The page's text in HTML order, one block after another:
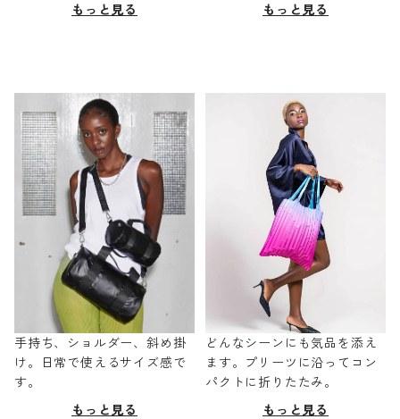
もっと見る
もっと見る
手持ち、ショルダー、斜め掛
け。日常で使えるサイズ感で
す。
もっと見る
どんなシーンにも気品を添え
ます。プリーツに沿ってコン
パクトに折りたたみ。
もっと見る